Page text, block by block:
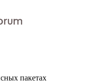
пакетах